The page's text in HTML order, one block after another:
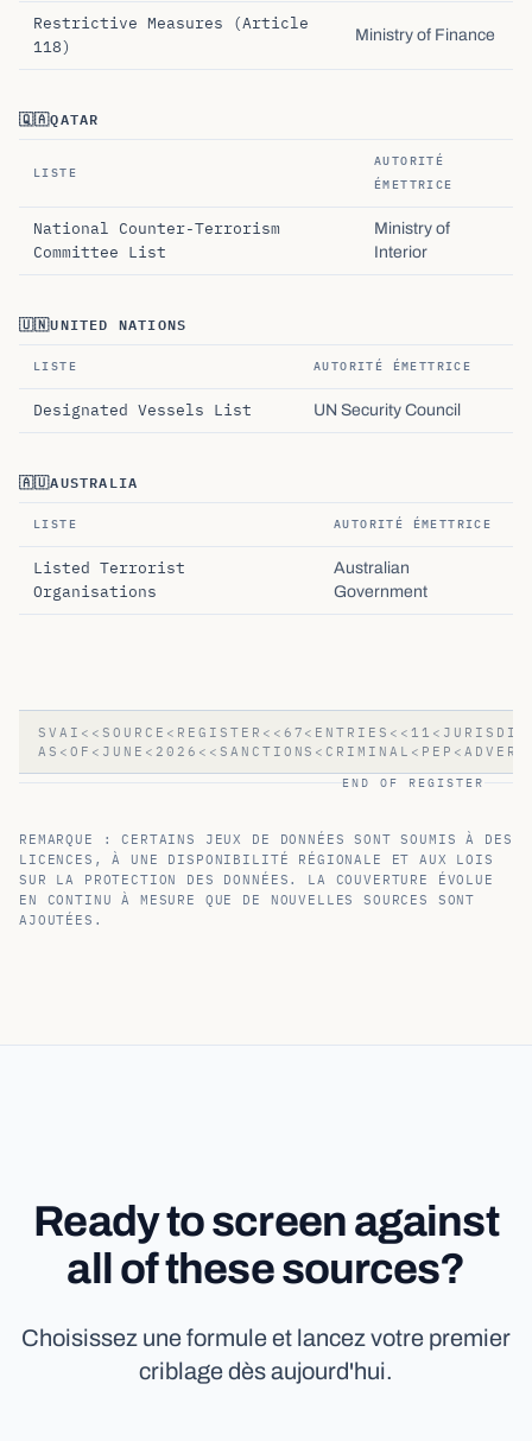
Restrictive Measures (Article
118)
Ministry of Finance
🇶🇦QATAR
LISTE
AUTORITÉ
ÉMETTRICE
National Counter-Terrorism
Committee List
Ministry of
Interior
🇺🇳UNITED NATIONS
LISTE AUTORITÉ ÉMETTRICE
Designated Vessels List UN Security Council
🇦🇺AUSTRALIA
LISTE AUTORITÉ ÉMETTRICE
Listed Terrorist
Organisations
Australian
Government
END OF REGISTER
REMARQUE : CERTAINS JEUX DE DONNÉES SONT SOUMIS À DES
LICENCES, À UNE DISPONIBILITÉ RÉGIONALE ET AUX LOIS
SUR LA PROTECTION DES DONNÉES. LA COUVERTURE ÉVOLUE
EN CONTINU À MESURE QUE DE NOUVELLES SOURCES SONT
AJOUTÉES.
Ready to screen against
all of these sources?
Choisissez une formule et lancez votre premier
criblage dès aujourd'hui.